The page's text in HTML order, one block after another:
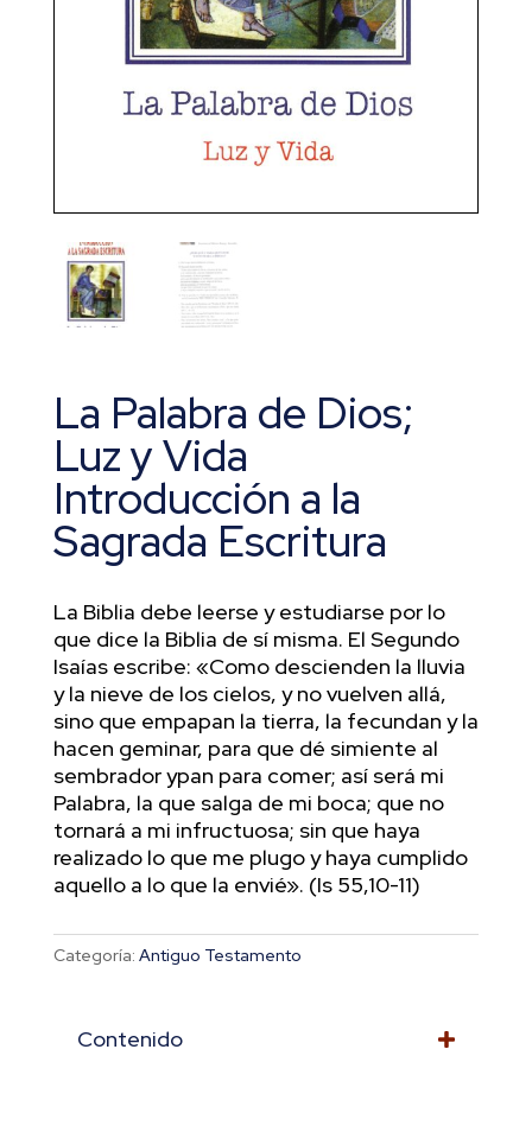
La Palabra de Dios;
Luz y Vida
Introducción a la
Sagrada Escritura
La Biblia debe leerse y estudiarse por lo
que dice la Biblia de sí misma. El Segundo
Isaías escribe: «Como descienden la lluvia
y la nieve de los cielos, y no vuelven allá,
sino que empapan la tierra, la fecundan y la
hacen geminar, para que dé simiente al
sembrador ypan para comer; así será mi
Palabra, la que salga de mi boca; que no
tornará a mi infructuosa; sin que haya
realizado lo que me plugo y haya cumplido
aquello a lo que la envié». (Is 55,10-11)
Categoría: Antiguo Testamento
Contenido